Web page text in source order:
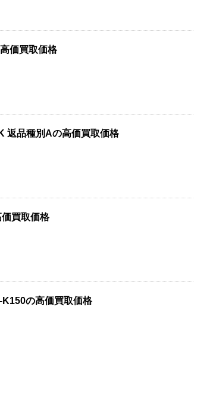
価買取価格
返品種別Aの高価買取価格
買取価格
の高価買取価格